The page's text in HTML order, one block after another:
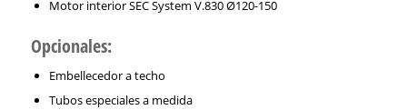
Motor interior SEC System V.830 Ø120-150
Opcionales:
Embellecedor a techo
Tubos especiales a medida